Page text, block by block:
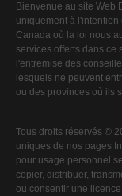
Bienvenue au site Web
uniquement à
Canada où la loi nous
services offerts dans ce
l'entremise des
lesquels ne peuvent
ou des provinces où ils
Tous droits réservés ©
uniques de nos pages
pour usage personnel
copier, distribuer,
ou consentir une